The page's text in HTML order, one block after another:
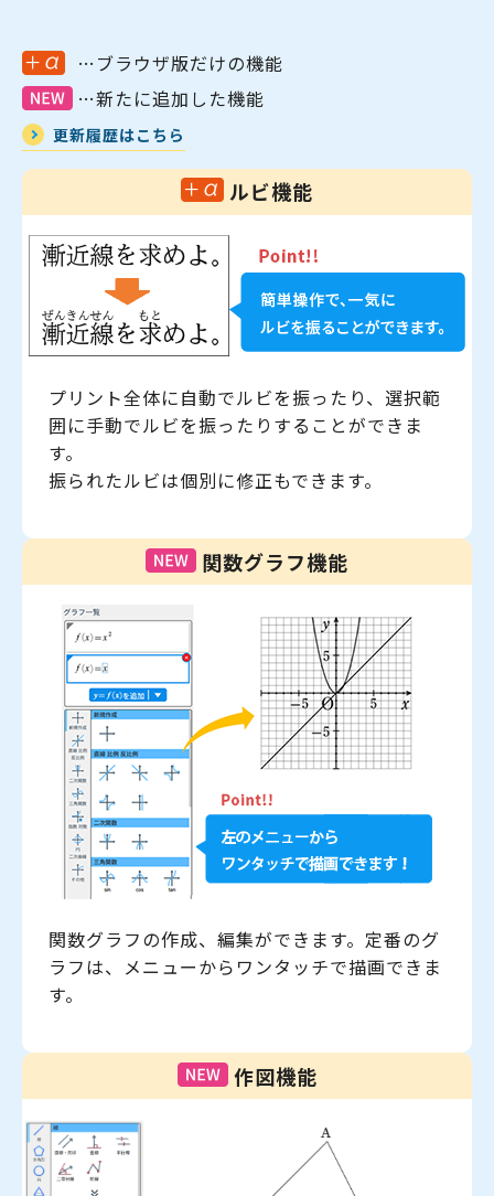
…ブラウザ版だけの機能
…新たに追加した機能
更新履歴はこちら
ルビ機能
プリント全体に自動でルビを振ったり、選択範
囲に手動でルビを振ったりすることができま
す。
振られたルビは個別に修正もできます。
関数グラフ機能
関数グラフの作成、編集ができます。定番のグ
ラフは、メニューからワンタッチで描画できま
す。
作図機能